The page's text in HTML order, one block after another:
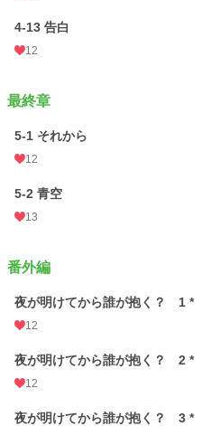
4-13 告白
12
最終章
5-1 それから
12
5-2 青空
13
番外編
夜が明けてから誰が抱く？ 1 *
12
夜が明けてから誰が抱く？ 2 *
12
夜が明けてから誰が抱く？ 3 *